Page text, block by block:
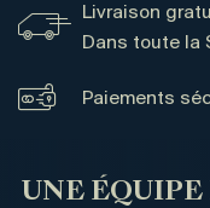
Livraison
Dans toute la
Paiements
UNE ÉQUIPE